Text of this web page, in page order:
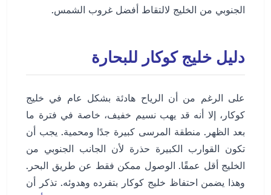
الجنوبي من الخليج لالتقاط أفضل غروب الشمس.
دليل خليج كوكار للبحارة
على الرغم من أن الرياح هادئة بشكل عام في خليج
كوكار، إلا أنه قد يهب نسيم خفيف، خاصة في فترة ما
بعد الظهر. منطقة المرسى كبيرة جدًا ومحمية. يجب أن
تكون القوارب الكبيرة حذرة لأن الجانب الجنوبي من
الخليج أقل عمقًا. الوصول ممكن فقط عن طريق البحر.
وهذا يضمن احتفاظ خليج كوكار بتفرده وهدوئه. تذكر أن